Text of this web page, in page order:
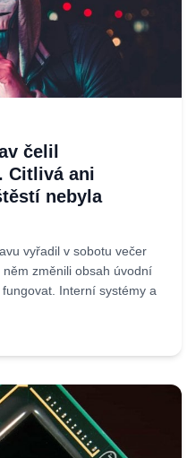
čelil
Citlivá ani
nebyla
vyřadil v sobotu večer
změnili obsah úvodní
Interní systémy a